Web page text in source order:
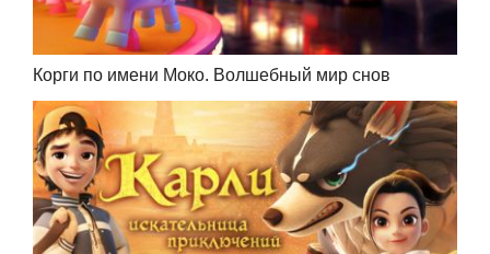
Корги по имени Моко. Волшебный мир снов